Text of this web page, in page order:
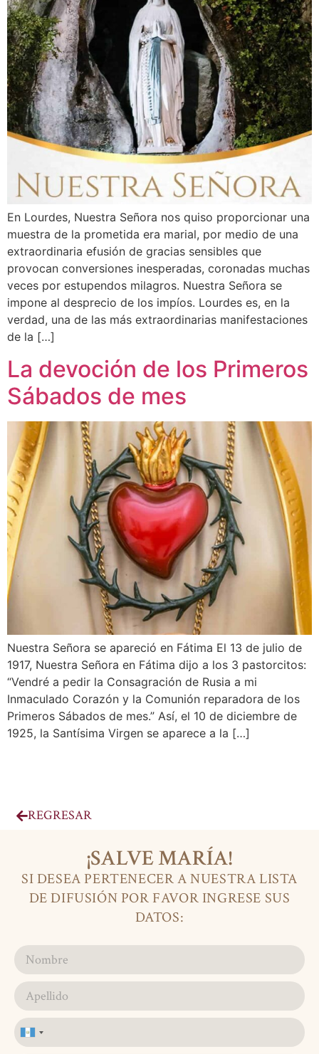
En Lourdes, Nuestra Señora nos quiso proporcionar una
muestra de la prometida era marial, por medio de una
extraordinaria efusión de gracias sensibles que
provocan conversiones inesperadas, coronadas muchas
veces por estupendos milagros. Nuestra Señora se
impone al desprecio de los impíos. Lourdes es, en la
verdad, una de las más extraordinarias manifestaciones
de la […]
La devoción de los Primeros
Sábados de mes
Nuestra Señora se apareció en Fátima El 13 de julio de
1917, Nuestra Señora en Fátima dijo a los 3 pastorcitos:
“Vendré a pedir la Consagración de Rusia a mi
Inmaculado Corazón y la Comunión reparadora de los
Primeros Sábados de mes.” Así, el 10 de diciembre de
1925, la Santísima Virgen se aparece a la […]
REGRESAR
¡SALVE MARÍA!
SI DESEA PERTENECER A NUESTRA LISTA
DE DIFUSIÓN POR FAVOR INGRESE SUS
DATOS:
Guatemala